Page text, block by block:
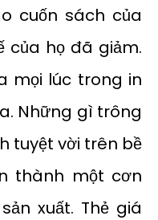
cuốn sách của
của họ đã giảm.
mọi lúc trong in
Những gì trông
tuyệt vời trên bề
thành một cơn
xuất. Thẻ giá